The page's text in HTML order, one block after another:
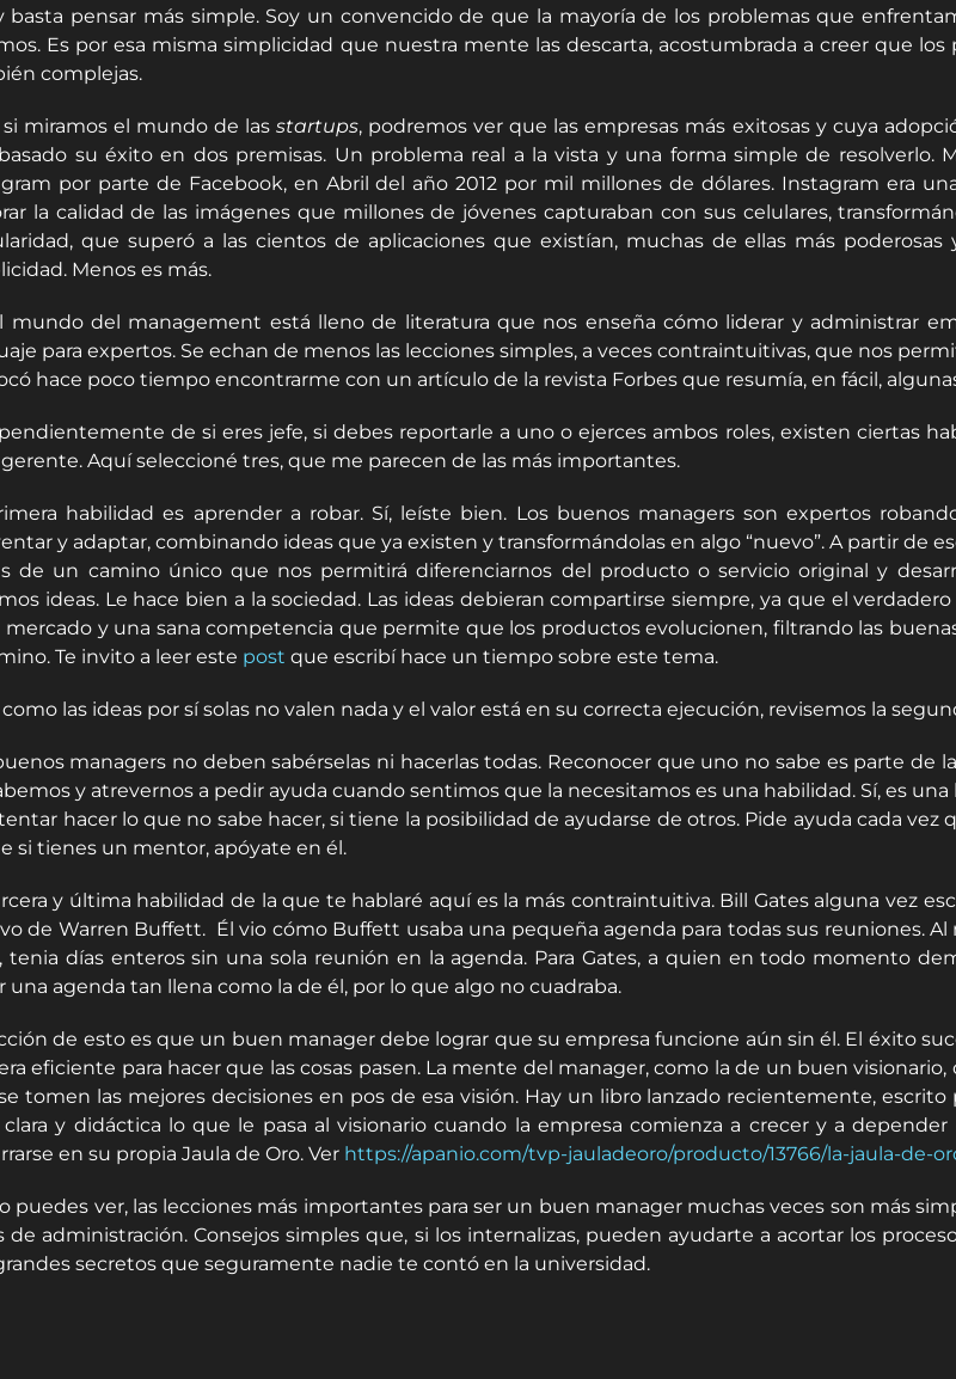
basta pensar más simple. Soy un convencido de que la mayoría de los problemas que
Es por esa misma simplicidad que nuestra mente las descarta, acostumbrada a creer que
complejas.
si miramos el mundo de lasstartups, podremos ver que las empresas más exitosas y cuya
su éxito en dos premisas. Un problema real a la vista y una forma simple de
por parte de Facebook, en Abril del año 2012 por mil millones de dólares. Instagram era
la calidad de las imágenes que millones de jóvenes capturaban con sus celulares,
que superó a las cientos de aplicaciones que existían, muchas de ellas más
Menos es más.
mundo del management está lleno de literatura que nos enseña cómo liderar y administrar
para expertos. Se echan de menos las lecciones simples, a veces contraintuitivas, que nos
hace poco tiempo encontrarme con un artículo de la revista Forbes que resumía, en fácil,
de si eres jefe, si debes reportarle a uno o ejerces ambos roles, existen ciertas
Aquí seleccioné tres, que me parecen de las más importantes.
habilidad es aprender a robar. Sí, leíste bien. Los buenos managers son expertos
y adaptar, combinando ideas que ya existen y transformándolas en algo “nuevo”. A partir de
de un camino único que nos permitirá diferenciarnos del producto o servicio original y
ideas. Le hace bien a la sociedad. Las ideas debieran compartirse siempre, ya que el
mercado y una sana competencia que permite que los productos evolucionen, filtrando las
Te invito a leer este post que escribí hace un tiempo sobre este tema.
las ideas por sí solas no valen nada y el valor está en su correcta ejecución, revisemos la
managers no deben sabérselas ni hacerlas todas. Reconocer que uno no sabe es parte de
y atrevernos a pedir ayuda cuando sentimos que la necesitamos es una habilidad. Sí, es
hacer lo que no sabe hacer, si tiene la posibilidad de ayudarse de otros. Pide ayuda cada
si tienes un mentor, apóyate en él.
y última habilidad de la que te hablaré aquí es la más contraintuitiva. Bill Gates alguna vez
de Warren Buffett. Él vio cómo Buffett usaba una pequeña agenda para todas sus reuniones.
tenia días enteros sin una sola reunión en la agenda. Para Gates, a quien en todo momento
una agenda tan llena como la de él, por lo que algo no cuadraba.
de esto es que un buen manager debe lograr que su empresa funcione aún sin él. El éxito
eficiente para hacer que las cosas pasen. La mente del manager, como la de un buen
tomen las mejores decisiones en pos de esa visión. Hay un libro lanzado recientemente,
y didáctica lo que le pasa al visionario cuando la empresa comienza a crecer y a
en su propia Jaula de Oro. Ver https://apanio.com/tvp-jauladeoro/producto/13766/la-jaula-de-
puedes ver, las lecciones más importantes para ser un buen manager muchas veces son más
de administración. Consejos simples que, si los internalizas, pueden ayudarte a acortar los
secretos que seguramente nadie te contó en la universidad.